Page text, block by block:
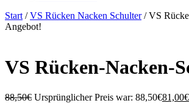
Start /VS Rücken Nacken Schulter/ VS
Angebot!
VS Rücken-Nacken-
88,50€ Ursprünglicher Preis war: 88,50€81,00€